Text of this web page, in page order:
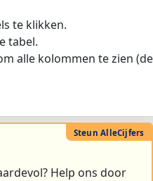
te klikken.
tabel.
alle kolommen te zien
Help ons door